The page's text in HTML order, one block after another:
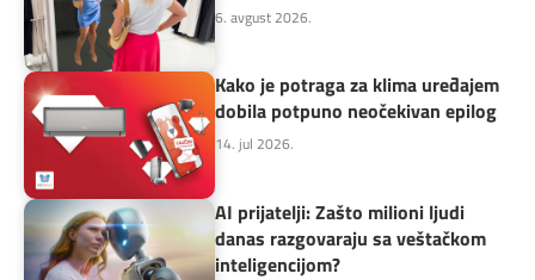
6. avgust 2026.
Kako je potraga za klima uređajem
dobila potpuno neočekivan epilog
14. jul 2026.
AI prijatelji: Zašto milioni ljudi
danas razgovaraju sa veštačkom
inteligencijom?